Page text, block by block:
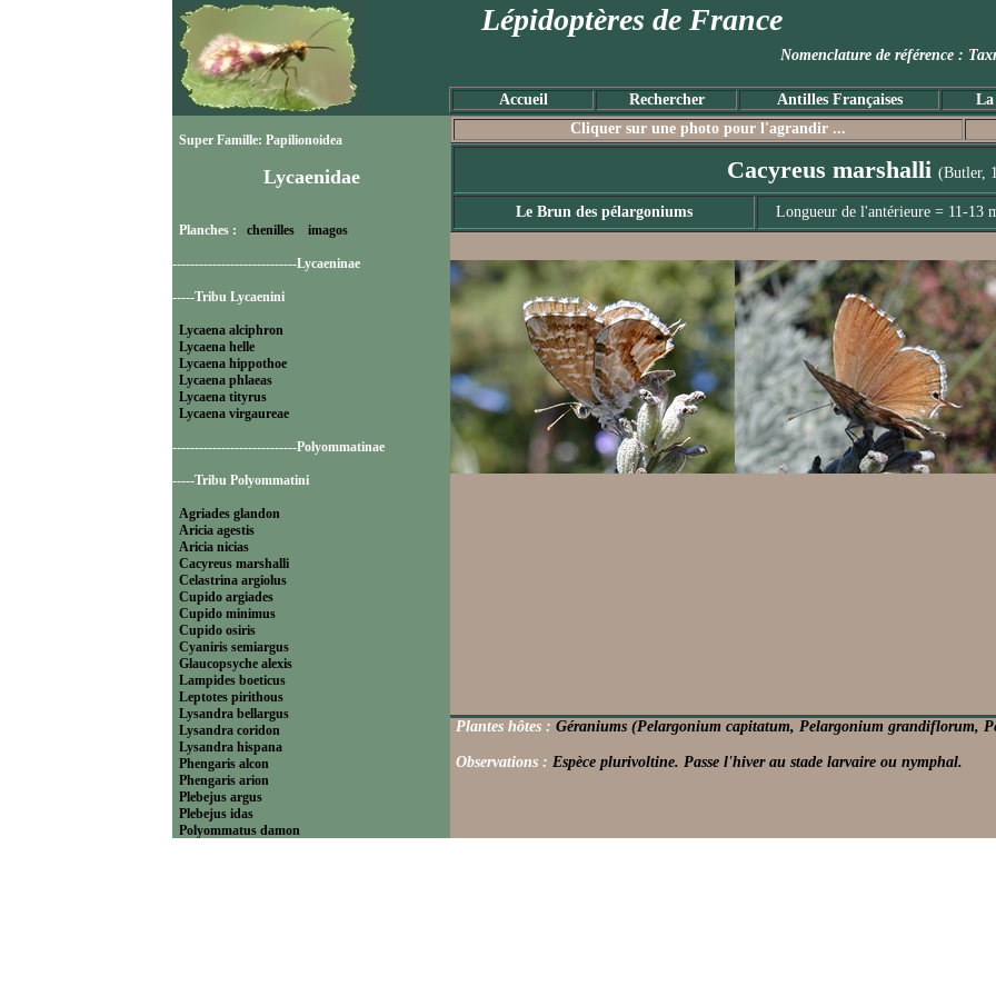
Lépidoptères de France
Nomenclature de référence
Accueil Rechercher Antilles Françaises La
Super Famille: Papilionoidea
Lycaenidae
Planches : chenilles imagos
----------------------------Lycaeninae
-----Tribu Lycaenini
Lycaena alciphron
Lycaena helle
Lycaena hippothoe
Lycaena phlaeas
Lycaena tityrus
Lycaena virgaureae
----------------------------Polyommatinae
-----Tribu Polyommatini
Agriades glandon
Aricia agestis
Aricia nicias
Cacyreus marshalli
Celastrina argiolus
Cupido argiades
Cupido minimus
Cupido osiris
Cyaniris semiargus
Glaucopsyche alexis
Lampides boeticus
Leptotes pirithous
Lysandra bellargus
Lysandra coridon
Lysandra hispana
Phengaris alcon
Phengaris arion
Plebejus argus
Plebejus idas
Polyommatus damon
Cliquer sur une photo pour l'agrandir ...
Cacyreus marshalli (Butler,
Le Brun des pélargoniums Longueur de l'antérieure = 11-13
Plantes hôtes : Géraniums (Pelargonium capitatum, Pelargonium grandiflorum,
Observations : Espèce plurivoltine. Passe l'hiver au stade larvaire ou nymphal.